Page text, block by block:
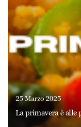
25 Marzo 2025
la primavera è alle